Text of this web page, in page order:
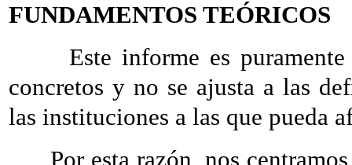
FUNDAMENTOS TEÓRICOS
Este informe es puramente
concretos y no se ajusta a las
las instituciones a las que pueda
Por esta razón, nos centramos